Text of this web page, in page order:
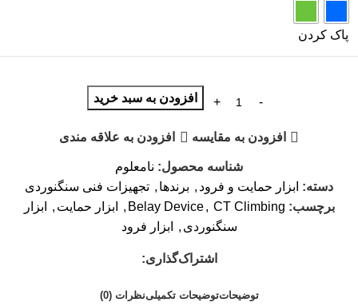
پاک کردن
افزودن به سبد خرید
افزودن به مقایسه افزودن به علاقه مندی
شناسه محصول: نامعلوم
دسته: ابزار حمایت و فرود , برندها , تجهیزات فنی سنگنوردی
برچسب:
Belay Device , CT Climbing
, ابزار حمایت ,
ابزار
سنگنوردی , ابزار فرود
اشتراک‌گذاری:
توضیحاتتوضیحات تکمیلینظرات (0)